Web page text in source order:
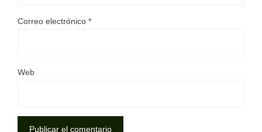
Correo electrónico *
Web